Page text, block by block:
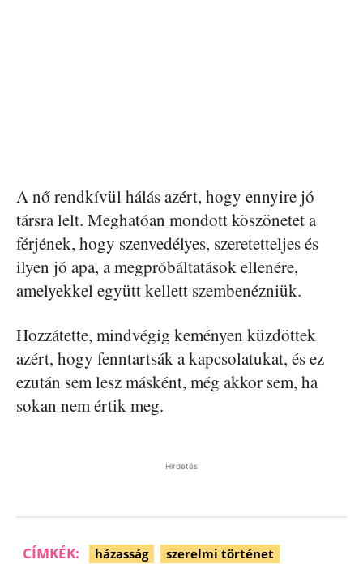
A nő rendkívül hálás azért, hogy ennyire jó
társra lelt. Meghatóan mondott köszönetet a
férjének, hogy szenvedélyes, szeretetteljes és
ilyen jó apa, a megpróbáltatások ellenére,
amelyekkel együtt kellett szembenézniük.
Hozzátette, mindvégig keményen küzdöttek
azért, hogy fenntartsák a kapcsolatukat, és ez
ezután sem lesz másként, még akkor sem, ha
sokan nem értik meg.
Hirdetés
CÍMKÉK: házasság szerelmi történet